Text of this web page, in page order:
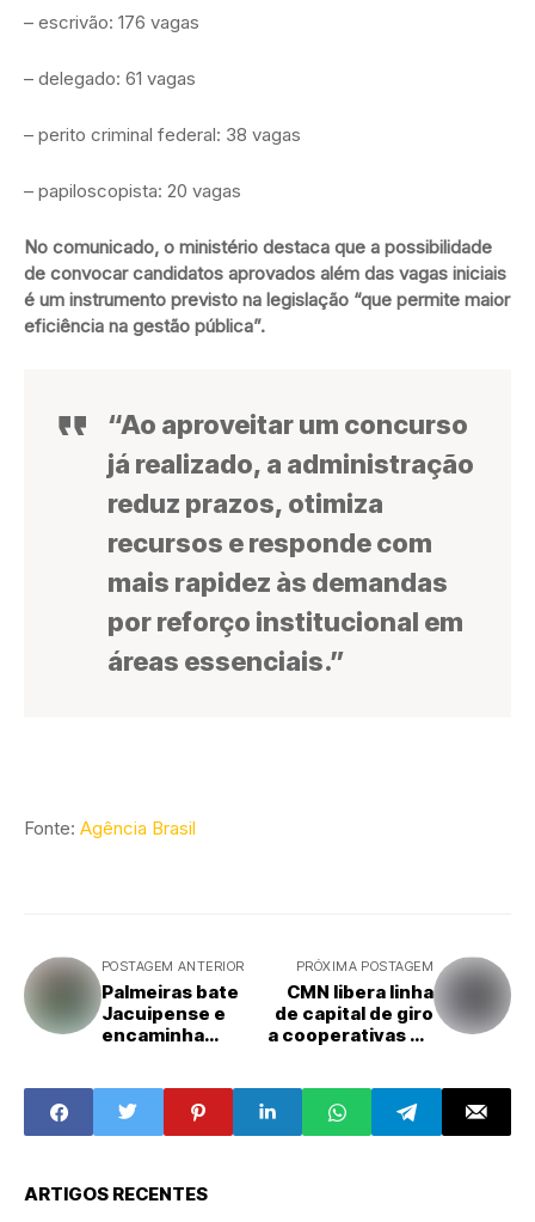
– escrivão: 176 vagas
– delegado: 61 vagas
– perito criminal federal: 38 vagas
– papiloscopista: 20 vagas
No comunicado, o ministério destaca que a possibilidade
de convocar candidatos aprovados além das vagas iniciais
é um instrumento previsto na legislação “que permite maior
eficiência na gestão pública”.
“Ao aproveitar um concurso
já realizado, a administração
reduz prazos, otimiza
recursos e responde com
mais rapidez às demandas
por reforço institucional em
áreas essenciais.”
Fonte: Agência Brasil
POSTAGEM ANTERIOR
Palmeiras bate
Jacuipense e
encaminha
PRÓXIMA POSTAGEM
CMN libera linha
de capital de giro
a cooperativas de
ARTIGOS RECENTES